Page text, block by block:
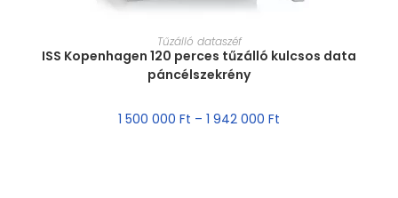
MÉRET VÁLASZTÁSA
Tűzálló dataszéf
ISS Kopenhagen 120 perces tűzálló kulcsos data
páncélszekrény
1 500 000 Ft – 1 942 000 Ft